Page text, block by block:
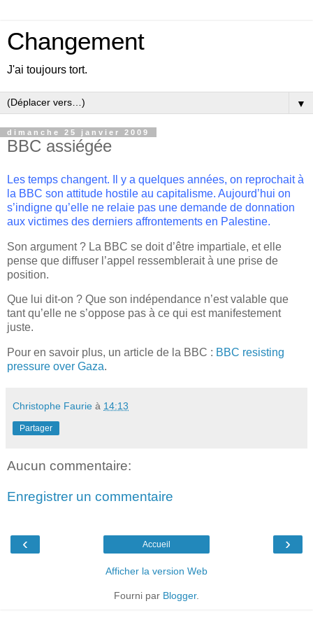
Changement
J'ai toujours tort.
▼
dimanche 25 janvier 2009
BBC assiégée
Les temps changent. Il y a quelques années, on reprochait à
la BBC son attitude hostile au capitalisme. Aujourd’hui on
s’indigne qu’elle ne relaie pas une demande de donnation
aux victimes des derniers affrontements en Palestine.
Son argument ? La BBC se doit d’être impartiale, et elle
pense que diffuser l’appel ressemblerait à une prise de
position.
Que lui dit-on ? Que son indépendance n’est valable que
tant qu’elle ne s’oppose pas à ce qui est manifestement
juste.
Pour en savoir plus, un article de la BBC : BBC resisting
pressure over Gaza.
Christophe Faurie à 14:13
Partager
Aucun commentaire:
Enregistrer un commentaire
‹ ›
Accueil
Afficher la version Web
Fourni par Blogger.